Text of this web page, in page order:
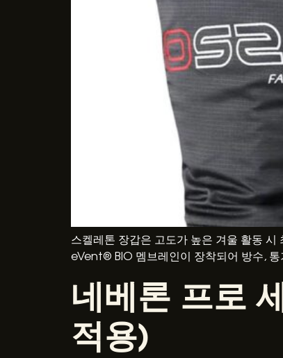
스켈레톤 장갑은 고도가 높은 겨울 활동
eVent® BIO 멤브레인이 장착되어 방수,
네베론 프로
적용)